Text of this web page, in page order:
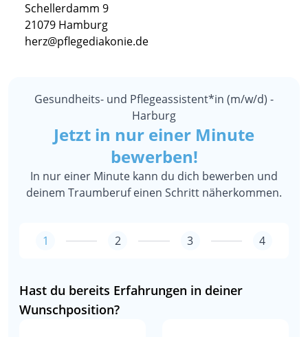
Schellerdamm 9
21079 Hamburg
herz@pflegediakonie.de
Gesundheits- und Pflegeassistent*in (m/w/d) -
Harburg
Jetzt in nur einer Minute
bewerben!
In nur einer Minute kann du dich bewerben und
deinem Traumberuf einen Schritt näherkommen.
1 2 3 4
Hast du bereits Erfahrungen in deiner
Wunschposition?